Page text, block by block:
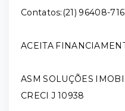
Contatos:(21) 96408-
ACEITA
ASM SOLUÇÕES
CRECI J 10938